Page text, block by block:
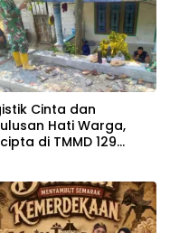
Cinta dan
Hati Warga,
di TMMD 129